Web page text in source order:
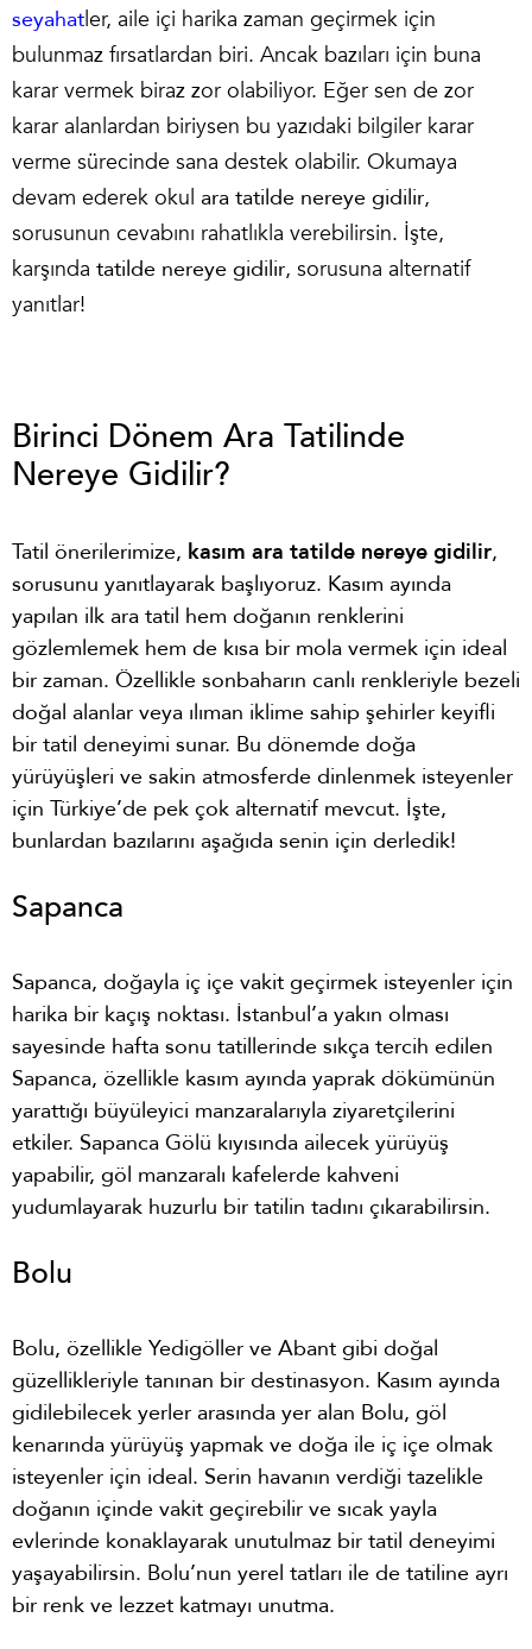
seyahatler, aile içi harika zaman geçirmek için
bulunmaz fırsatlardan biri. Ancak bazıları için buna
karar vermek biraz zor olabiliyor. Eğer sen de zor
karar alanlardan biriysen bu yazıdaki bilgiler karar
verme sürecinde sana destek olabilir. Okumaya
devam ederek okul ara tatilde nereye gidilir,
sorusunun cevabını rahatlıkla verebilirsin. İşte,
karşında tatilde nereye gidilir, sorusuna alternatif
yanıtlar!
Birinci Dönem Ara Tatilinde
Nereye Gidilir?
Tatil önerilerimize, kasım ara tatilde nereye gidilir,
sorusunu yanıtlayarak başlıyoruz. Kasım ayında
yapılan ilk ara tatil hem doğanın renklerini
gözlemlemek hem de kısa bir mola vermek için ideal
bir zaman. Özellikle sonbaharın canlı renkleriyle bezeli
doğal alanlar veya ılıman iklime sahip şehirler keyifli
bir tatil deneyimi sunar. Bu dönemde doğa
yürüyüşleri ve sakin atmosferde dinlenmek isteyenler
için Türkiye’de pek çok alternatif mevcut. İşte,
bunlardan bazılarını aşağıda senin için derledik!
Sapanca
Sapanca, doğayla iç içe vakit geçirmek isteyenler için
harika bir kaçış noktası. İstanbul’a yakın olması
sayesinde hafta sonu tatillerinde sıkça tercih edilen
Sapanca, özellikle kasım ayında yaprak dökümünün
yarattığı büyüleyici manzaralarıyla ziyaretçilerini
etkiler. Sapanca Gölü kıyısında ailecek yürüyüş
yapabilir, göl manzaralı kafelerde kahveni
yudumlayarak huzurlu bir tatilin tadını çıkarabilirsin.
Bolu
Bolu, özellikle Yedigöller ve Abant gibi doğal
güzellikleriyle tanınan bir destinasyon. Kasım ayında
gidilebilecek yerler arasında yer alan Bolu, göl
kenarında yürüyüş yapmak ve doğa ile iç içe olmak
isteyenler için ideal. Serin havanın verdiği tazelikle
doğanın içinde vakit geçirebilir ve sıcak yayla
evlerinde konaklayarak unutulmaz bir tatil deneyimi
yaşayabilirsin. Bolu’nun yerel tatları ile de tatiline ayrı
bir renk ve lezzet katmayı unutma.